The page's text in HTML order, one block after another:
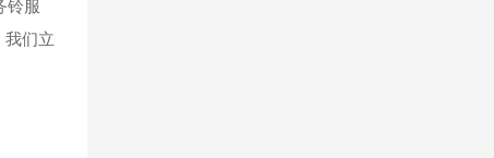
铃服
我们立